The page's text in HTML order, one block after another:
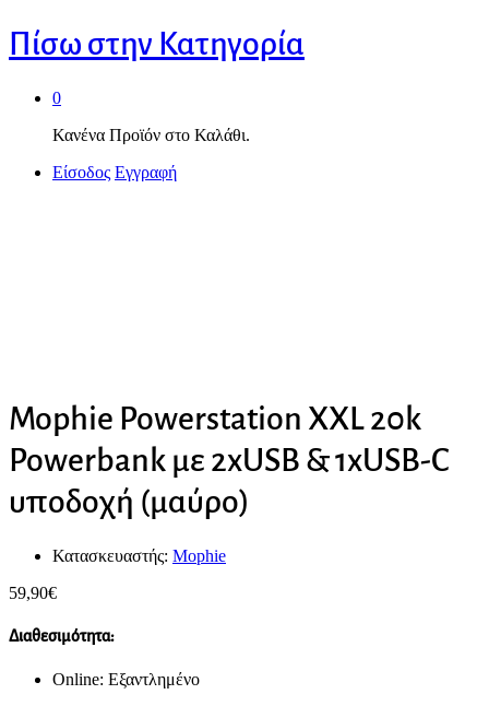
Πίσω στην Κατηγορία
0
Κανένα Προϊόν στο Καλάθι.
Είσοδος Εγγραφή
Mophie Powerstation XXL 20k
Powerbank με 2xUSB & 1xUSB-C
υποδοχή (μαύρο)
Κατασκευαστής: Mophie
59,90€
Διαθεσιμότητα:
Online: Εξαντλημένο